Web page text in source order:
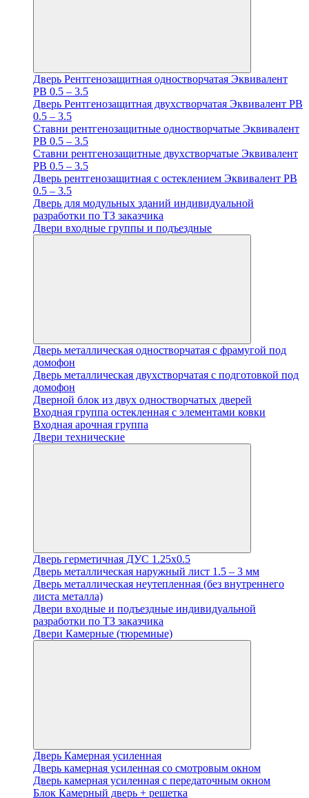
Дверь Рентгенозащитная одностворчатая Эквивалент
PB 0.5 – 3.5
Дверь Рентгенозащитная двухстворчатая Эквивалент PB
0.5 – 3.5
Ставни рентгенозащитные одностворчатые Эквивалент
PB 0.5 – 3.5
Ставни рентгенозащитные двухстворчатые Эквивалент
PB 0.5 – 3.5
Дверь рентгенозащитная с остеклением Эквивалент PB
0.5 – 3.5
Дверь для модульных зданий индивидуальной
разработки по ТЗ заказчика
Двери входные группы и подъездные
Дверь металлическая одностворчатая с фрамугой под
домофон
Дверь металлическая двухстворчатая с подготовкой под
домофон
Дверной блок из двух одностворчатых дверей
Входная группа остекленная с элементами ковки
Входная арочная группа
Двери технические
Дверь герметичная ДУС 1.25х0.5
Дверь металлическая наружный лист 1.5 – 3 мм
Дверь металлическая неутепленная (без внутреннего
листа металла)
Двери входные и подъездные индивидуальной
разработки по ТЗ заказчика
Двери Камерные (тюремные)
Дверь Камерная усиленная
Дверь камерная усиленная со смотровым окном
Дверь камерная усиленная с передаточным окном
Блок Камерный дверь + решетка